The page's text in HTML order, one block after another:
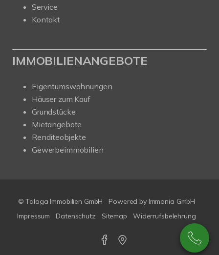
Service
Kontakt
IMMOBILIENANGEBOTE
Eigentumswohnungen
Häuser zum Kauf
Grundstücke
Mietangebote
Renditeobjekte
Gewerbeimmobilien
© Talaga Immobilien GmbH Powered by Immonia GmbH
Impressum
Datenschutz Sitemap Widerrufsbelehrung